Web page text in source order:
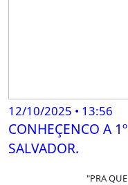
12/10/2025 • 13:56
CONHEÇENCO A
SALVADOR.
"PRA